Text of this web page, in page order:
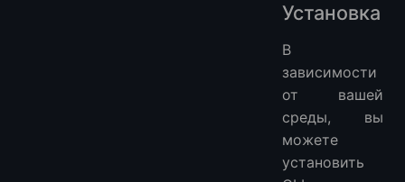
Установка
В
зависимости
от вашей
среды, вы
можете
установить